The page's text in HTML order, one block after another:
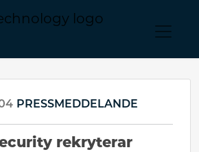
PRESSMEDDELANDE
rekryterar